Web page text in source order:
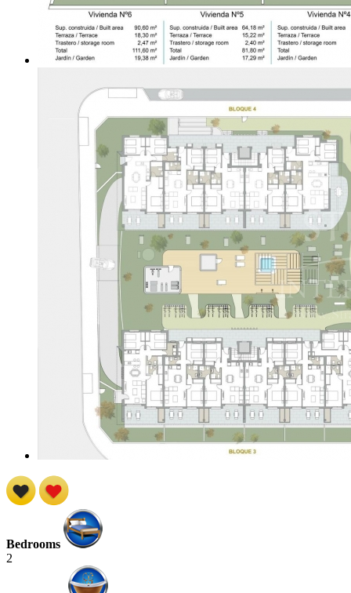
Bedrooms
2